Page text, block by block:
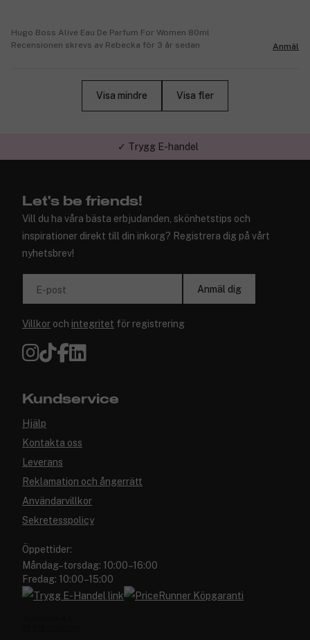
Hugo Boss Alive Eau De Parfum For Women 80ml
Recensionen skrevs av Rebecka för 3 år sedan
Anmäl
Visa mindre Visa fler
✓ Trygg E-handel
Let's be friends!
Vill du ha våra bästa erbjudanden, skönhetstips och
inspirationer direkt till din inkorg? Registrera dig på vårt
nyhetsbrev!
E-post Anmäl dig
Villkor och integritet för registrering
Kundservice
Hjälp
Kontakta oss
Leverans
Reklamation och ångerrätt
Användarvillkor
Sekretesspolicy
Öppettider:
Måndag–torsdag: 10:00–16:00
Fredag: 10:00–15:00